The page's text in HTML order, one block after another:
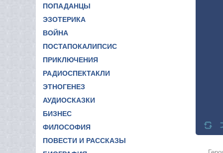
ПОПАДАНЦЫ
ЭЗОТЕРИКА
ВОЙНА
ПОСТАПОКАЛИПСИС
ПРИКЛЮЧЕНИЯ
РАДИОСПЕКТАКЛИ
ЭТНОГЕНЕЗ
АУДИОСКАЗКИ
БИЗНЕС
ФИЛОСОФИЯ
ПОВЕСТИ И РАССКАЗЫ